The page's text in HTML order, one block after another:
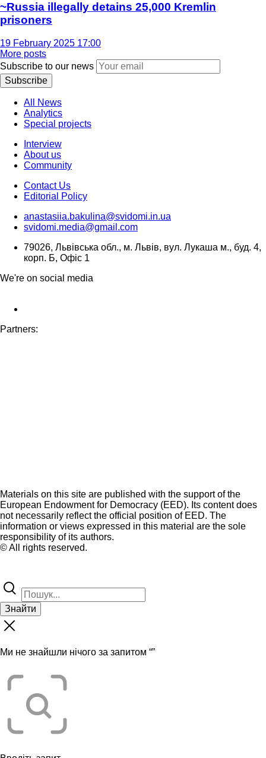
~Russia illegally detains 25,000 Kremlin
prisoners
19 February 2025 17:00
More posts
Subscribe to our news
Subscribe
All News
Analytics
Special projects
Interview
About us
Community
Contact Us
Editorial Policy
anastasiia.bakulina@svidomi.in.ua
svidomi.media@gmail.com
79026, Львівська обл., м. Львів, вул. Лукаша м., буд. 4,
корп. Б, Офіс 1
We're on social media
Partners:
Materials on this site are published with the support of the
European Endowment for Democracy (EED). Its content does
not necessarily reflect the official position of EED. The
information or views expressed in this material are the sole
responsibility of its authors.
© All rights reserved.
Знайти
Ми не знайшли нічого за запитом “”